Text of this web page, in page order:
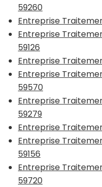
59260
Entreprise
Entreprise
59126
Entreprise
Entreprise
59570
Entreprise
59279
Entreprise
Entreprise
59156
Entreprise
59720